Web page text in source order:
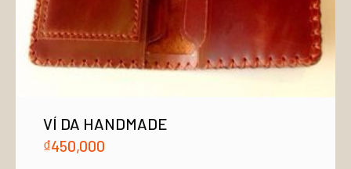
VÍ DA HANDMADE
₫450,000